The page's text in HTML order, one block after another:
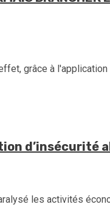
grâce à
d’insécurité
les activités